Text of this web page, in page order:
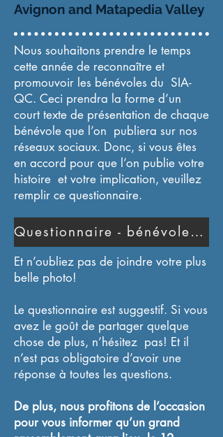
Avignon and Matapedia Valley
Nous souhaitons prendre le temps
cette année de reconnaître et
promouvoir les bénévoles du SIA-
QC. Ceci prendra la forme d’un
court texte de présentation de chaque
bénévole que l’on publiera sur nos
réseaux sociaux. Donc, si vous êtes
en accord pour que l’on publie votre
histoire et votre implication, veuillez
remplir ce questionnaire.
Questionnaire - bénévole du SIA-QC
Et n’oubliez pas de joindre votre plus
belle photo!
Le questionnaire est suggestif. Si vous
avez le goût de partager quelque
chose de plus, n’hésitez pas! Et il
n’est pas obligatoire d’avoir une
réponse à toutes les questions.
De plus, nous profitons de l’occasion
pour vous informer qu’un grand